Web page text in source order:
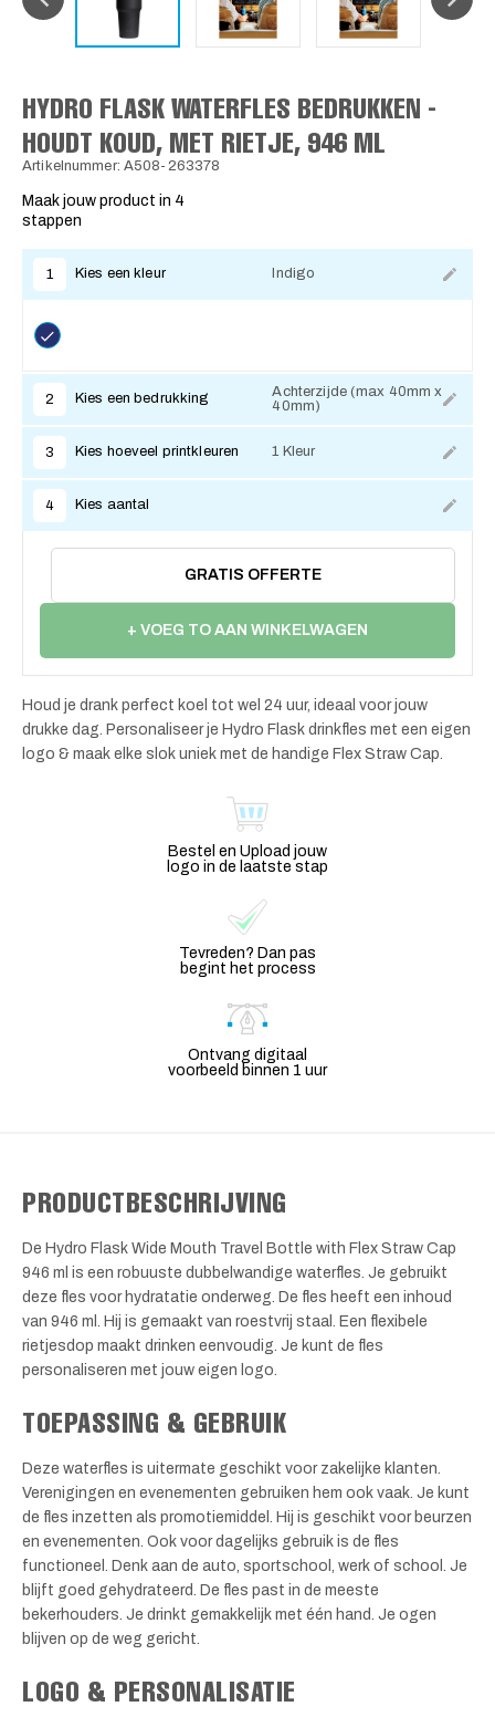
HYDRO FLASK WATERFLES BEDRUKKEN -
HOUDT KOUD, MET RIETJE, 946 ML
Artikelnummer: A508-263378
Maak jouw product in 4
stappen
1 Kies een kleur Indigo
2 Kies een bedrukking
Achterzijde (max 40mm x
40mm)
3 Kies hoeveel printkleuren 1 Kleur
4 Kies aantal
GRATIS OFFERTE
+ VOEG TO AAN WINKELWAGEN
Houd je drank perfect koel tot wel 24 uur, ideaal voor jouw
drukke dag. Personaliseer je Hydro Flask drinkfles met een eigen
logo & maak elke slok uniek met de handige Flex Straw Cap.
Bestel en Upload jouw
logo in de laatste stap
Tevreden? Dan pas
begint het process
Ontvang digitaal
voorbeeld binnen 1 uur
PRODUCTBESCHRIJVING
De Hydro Flask Wide Mouth Travel Bottle with Flex Straw Cap
946 ml is een robuuste dubbelwandige waterfles. Je gebruikt
deze fles voor hydratatie onderweg. De fles heeft een inhoud
van 946 ml. Hij is gemaakt van roestvrij staal. Een flexibele
rietjesdop maakt drinken eenvoudig. Je kunt de fles
personaliseren met jouw eigen logo.
TOEPASSING & GEBRUIK
Deze waterfles is uitermate geschikt voor zakelijke klanten.
Verenigingen en evenementen gebruiken hem ook vaak. Je kunt
de fles inzetten als promotiemiddel. Hij is geschikt voor beurzen
en evenementen. Ook voor dagelijks gebruik is de fles
functioneel. Denk aan de auto, sportschool, werk of school. Je
blijft goed gehydrateerd. De fles past in de meeste
bekerhouders. Je drinkt gemakkelijk met één hand. Je ogen
blijven op de weg gericht.
LOGO & PERSONALISATIE